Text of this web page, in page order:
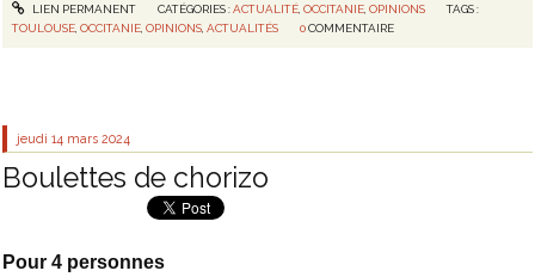
LIEN PERMANENT CATÉGORIES :ACTUALITÉ, OCCITANIE, OPINIONS
TAGS :
TOULOUSE ,OCCITANIE ,OPINIONS ,ACTUALITÉS 0 COMMENTAIRE
jeudi 14 mars 2024
Boulettes de chorizo
Pour 4 personnes